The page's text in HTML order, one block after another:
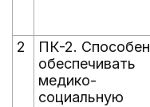
2
ПК-2. Способен
обеспечивать
медико-
социальную